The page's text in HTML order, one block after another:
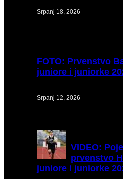
Srpanj 18, 2026
FOTO: Prvenstvo
juniore i juniorke
Srpanj 12, 2026
VIDEO:
prvenstvo
juniore i juniorke